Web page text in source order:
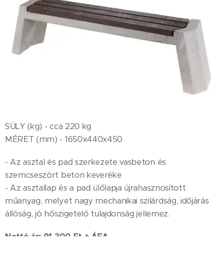
SÚLY (kg) - cca 220 kg
MÉRET (mm) - 1650x440x450
- Az asztal és pad szerkezete vasbeton és
szemcseszórt beton keveréke
- Az asztallap és a pad ülőlapja újrahasznosított
műanyag, melyet nagy mechanikai szilárdság, időjárás
állóság, jó hőszigetelő tulajdonság jellemez.
Nettó ár: 91 300 Ft + ÁFA